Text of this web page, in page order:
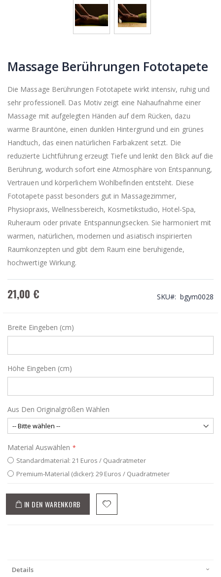
Massage Berührungen Fototapete
Die Massage Berührungen Fototapete wirkt intensiv, ruhig und
sehr professionell. Das Motiv zeigt eine Nahaufnahme einer
Massage mit aufgelegten Händen auf dem Rücken, dazu
warme Brauntöne, einen dunklen Hintergrund und ein grünes
Handtuch, das einen natürlichen Farbakzent setzt. Die
reduzierte Lichtführung erzeugt Tiefe und lenkt den Blick auf die
Berührung, wodurch sofort eine Atmosphäre von Entspannung,
Vertrauen und körperlichem Wohlbefinden entsteht. Diese
Fototapete passt besonders gut in Massagezimmer,
Physiopraxis, Wellnessbereich, Kosmetikstudio, Hotel-Spa,
Ruheraum oder private Entspannungsecken. Sie harmoniert mit
warmen, natürlichen, modernen und asiatisch inspirierten
Raumkonzepten und gibt dem Raum eine beruhigende,
hochwertige Wirkung.
21,00 € SKU bgym0028
Breite Eingeben (cm)
Höhe Eingeben (cm)
Aus Den Originalgrößen Wählen
Material Auswählen
Standardmaterial: 21 Euros / Quadratmeter
Premium-Material (dicker): 29 Euros / Quadratmeter
IN DEN WARENKORB
Details